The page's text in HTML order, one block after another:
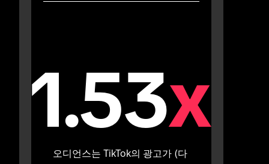
1.53x
오디언스는 TikTok의 광고가 (다